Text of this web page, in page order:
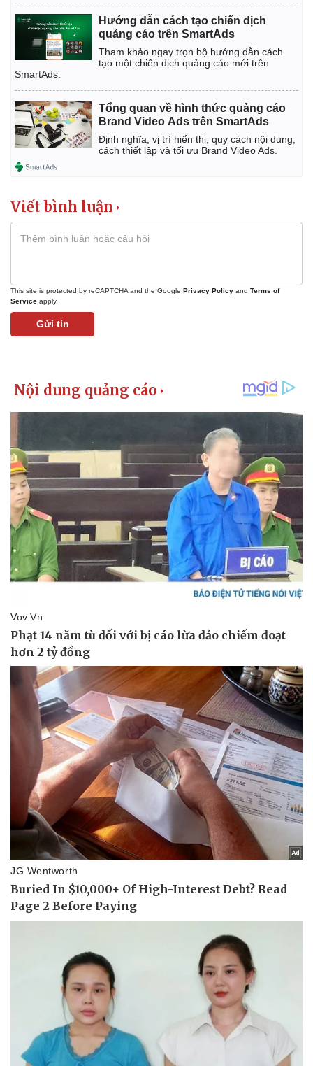
Thể thao
Bóng đá
Thế giới thể thao
eSports
Hậu trường
Ô tô - Xe máy
Tư vấn
Doanh nghiệp
Thông tin doanh nghiệp
Sành điệu
Hướng dẫn cách tạo chiến dịch
quảng cáo trên SmartAds
Tham khảo ngay trọn bộ hướng dẫn cách
tạo một chiến dịch quảng cáo mới trên
SmartAds.
Tổng quan về hình thức quảng cáo
Brand Video Ads trên SmartAds
Định nghĩa, vị trí hiển thị, quy cách nội dung,
cách thiết lập và tối ưu Brand Video Ads.
Viết bình luận
This site is protected by reCAPTCHA and the Google Privacy Policy and Terms of
Service apply.
Gửi tin